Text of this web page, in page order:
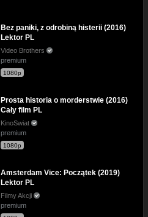
Bez paniki, z odrobiną histerii (2016)
Lektor PL
Video Brothers
premium
1080p
Prosta historia o morderstwie (2016)
Cały film PL
KinoSwiat
premium
1080p
Amsterdam Vice: Początek (2019)
Lektor PL
Filmy Akcji
premium